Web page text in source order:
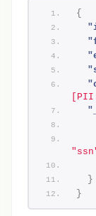
{
}
}